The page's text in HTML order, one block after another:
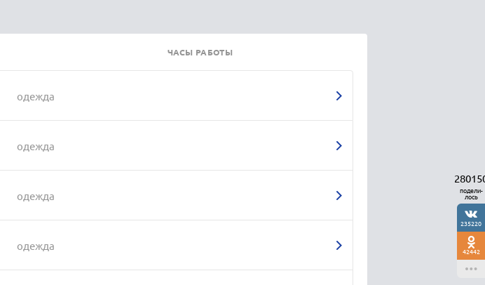
ЧАСЫ РАБОТЫ
одежда
одежда
одежда
одежда
подели-
лось
235220
42442